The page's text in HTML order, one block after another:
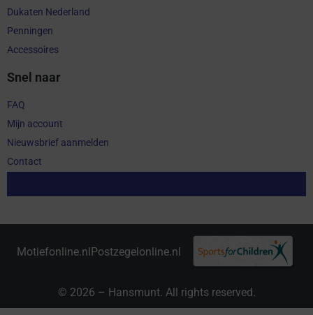
Dukaten Nederland
Penningen
Accessoires
Snel naar
FAQ
Mijn account
Nieuwsbrief aanmelden
Contact
Motiefonline.nlPostzegelonline.nl
© 2026 – Hansmunt. All rights reserved.